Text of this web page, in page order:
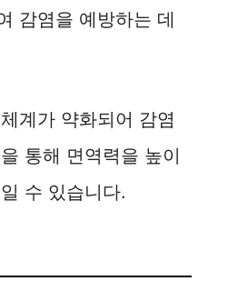
감염을 예방하는 데
계가 약화되어 감염
통해 면역력을 높이
수 있습니다.